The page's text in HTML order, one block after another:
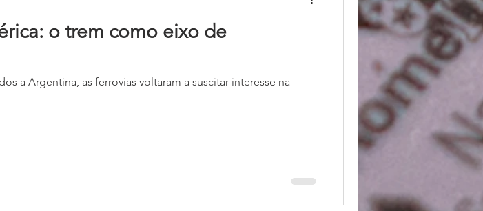
o trem como eixo de
na